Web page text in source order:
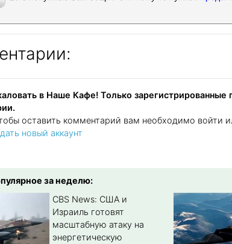
в Наше Кафе! Только зарегистрированные
оставить комментарий вам необходимо войти
новый аккаунт
за неделю:
CBS News: США и
Израиль готовят
масштабную атаку на
энергетическую